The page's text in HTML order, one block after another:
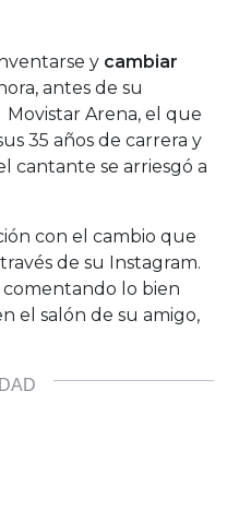
y cambiar
antes de su
Arena, el que
35 años de carrera y
cantante se arriesgó a
con el cambio que
de su Instagram.
comentando lo bien
el salón de su amigo,